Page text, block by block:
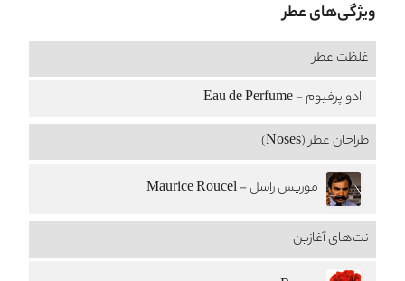
ویژگی‌های عطر
غلظت عطر
ادو پرفیوم - Eau de Perfume
طراحان عطر (Noses)
موریس راسل - Maurice Roucel
نت‌های آغازین